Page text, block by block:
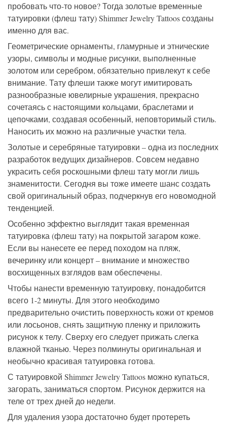
пробовать что-то новое? Тогда золотые временные
татуировки (флеш тату) Shimmer Jewelry Tattoos созданы
именно для вас.
Геометрические орнаменты, гламурные и этнические
узоры, символы и модные рисунки, выполненные
золотом или серебром, обязательно привлекут к себе
внимание. Тату флеши также могут имитировать
разнообразные ювелирные украшения, прекрасно
сочетаясь с настоящими кольцами, браслетами и
цепочками, создавая особенный, неповторимый стиль.
Наносить их можно на различные участки тела.
Золотые и серебряные татуировки – одна из последних
разработок ведущих дизайнеров. Совсем недавно
украсить себя роскошными флеш тату могли лишь
знаменитости. Сегодня вы тоже имеете шанс создать
свой оригинальный образ, подчеркнув его новомодной
тенденцией.
Особенно эффектно выглядит такая временная
татуировка (флеш тату) на покрытой загаром коже.
Если вы нанесете ее перед походом на пляж,
вечеринку или концерт – внимание и множество
восхищенных взглядов вам обеспечены.
Чтобы нанести временную татуировку, понадобится
всего 1-2 минуты. Для этого необходимо
предварительно очистить поверхность кожи от кремов
или лосьонов, снять защитную пленку и приложить
рисунок к телу. Сверху его следует прижать слегка
влажной тканью. Через полминуты оригинальная и
необычно красивая татуировка готова.
С татуировкой Shimmer Jewelry Tattoos можно купаться,
загорать, заниматься спортом. Рисунок держится на
теле от трех дней до недели.
Для удаления узора достаточно будет протереть